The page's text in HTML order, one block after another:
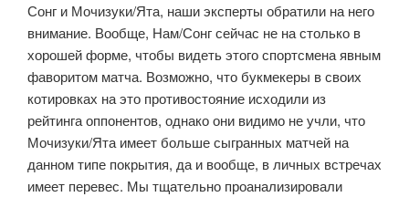
Сонг и Мочизуки/Ята, наши эксперты обратили на него
внимание. Вообще, Нам/Сонг сейчас не на столько в
хорошей форме, чтобы видеть этого спортсмена явным
фаворитом матча. Возможно, что букмекеры в своих
котировках на это противостояние исходили из
рейтинга оппонентов, однако они видимо не учли, что
Мочизуки/Ята имеет больше сыгранных матчей на
данном типе покрытия, да и вообще, в личных встречах
имеет перевес. Мы тщательно проанализировали